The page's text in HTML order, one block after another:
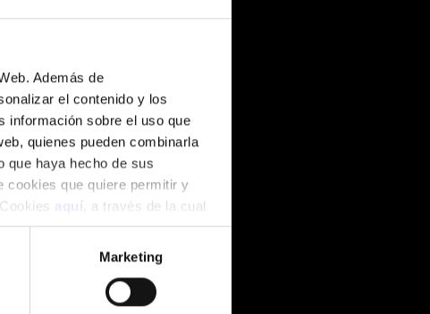
Además de
el contenido y los
información sobre el uso que
quienes pueden combinarla
que haya hecho de sus
cookies que quiere permitir y
aquí
, a través de la cual
Marketing